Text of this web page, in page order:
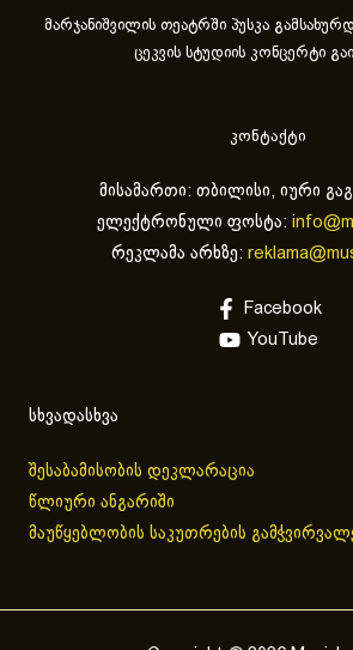
მარჯანიშვილის თეატრში პუსკა
ცეკვის სტუდიის კონცერტი
კონტაქტი
მისამართი: თბილისი, იური
ელექტრონული ფოსტა:
რეკლამა არხზე:
Facebook
YouTube
სხვადასხვა
შესაბამისობის დეკლარაცია
წლიური ანგარიში
მაუწყებლობის საკუთრების